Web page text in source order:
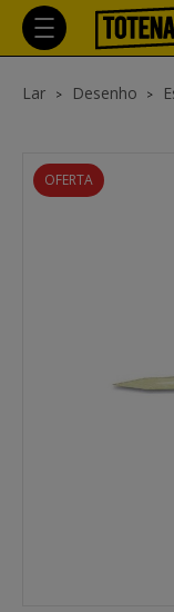
Lar Desenho
OFERTA